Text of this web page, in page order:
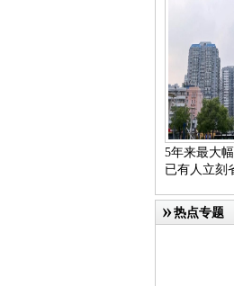
5年来最大
已有人立刻
热点专题